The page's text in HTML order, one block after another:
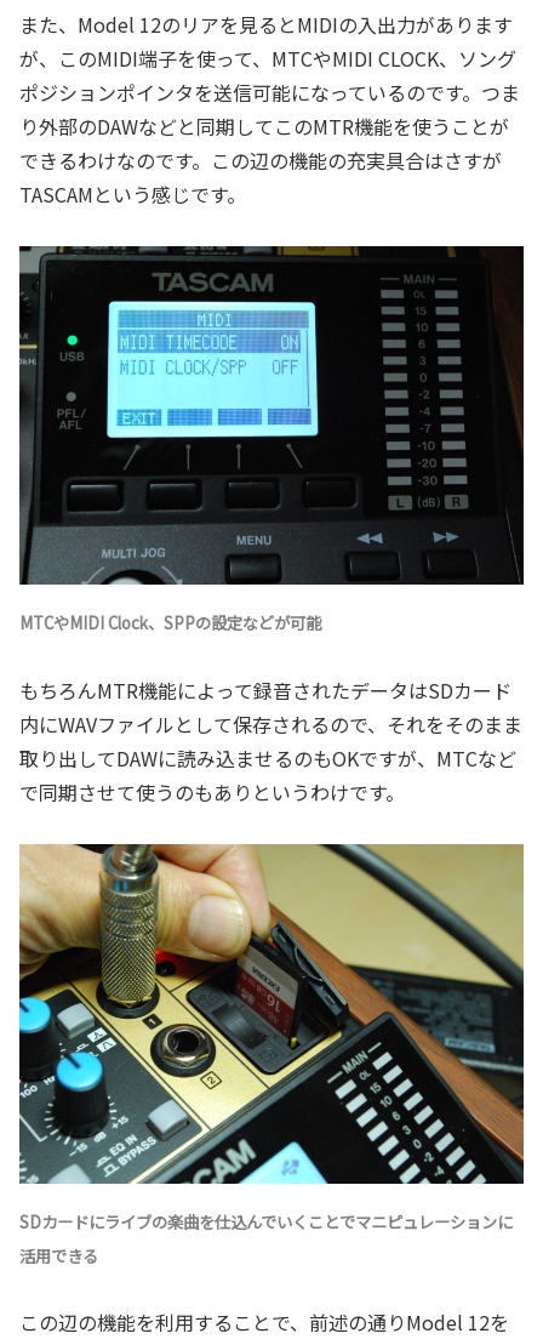
また、Model 12のリアを見るとMIDIの入出力があります
が、このMIDI端子を使って、MTCやMIDI CLOCK、ソング
ポジションポインタを送信可能になっているのです。つま
り外部のDAWなどと同期してこのMTR機能を使うことが
できるわけなのです。この辺の機能の充実具合はさすが
TASCAMという感じです。
MTCやMIDI Clock、SPPの設定などが可能
もちろんMTR機能によって録音されたデータはSDカード
内にWAVファイルとして保存されるので、それをそのまま
取り出してDAWに読み込ませるのもOKですが、MTCなど
で同期させて使うのもありというわけです。
SDカードにライブの楽曲を仕込んでいくことでマニピュレーションに
活用できる
この辺の機能を利用することで、前述の通りModel 12を